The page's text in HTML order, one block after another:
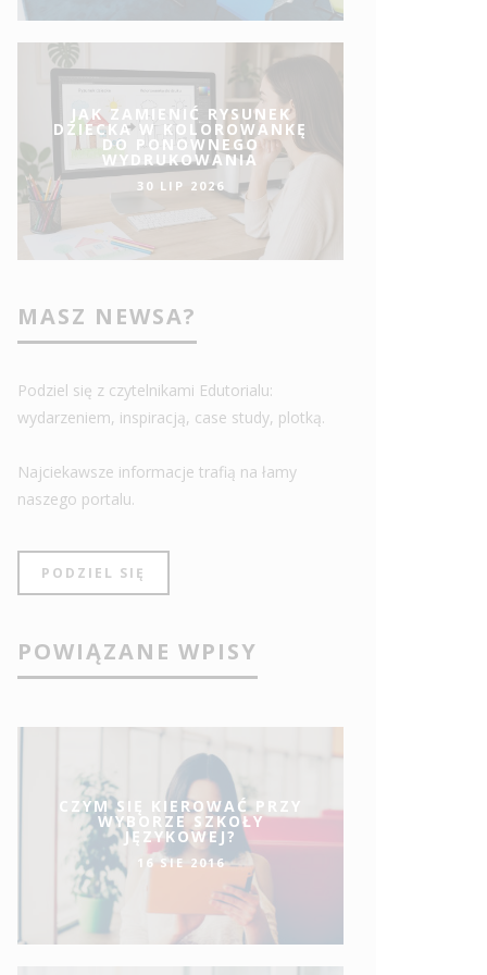
JAK ZAMIENIĆ RYSUNEK
DZIECKA W KOLOROWANKĘ
DO PONOWNEGO
WYDRUKOWANIA
30 LIP 2026
MASZ NEWSA?
Podziel się z czytelnikami Edutorialu:
wydarzeniem, inspiracją, case study, plotką.
Najciekawsze informacje trafią na łamy
naszego portalu.
PODZIEL SIĘ
POWIĄZANE WPISY
CZYM SIĘ KIEROWAĆ PRZY
WYBORZE SZKOŁY
JĘZYKOWEJ?
16 SIE 2016